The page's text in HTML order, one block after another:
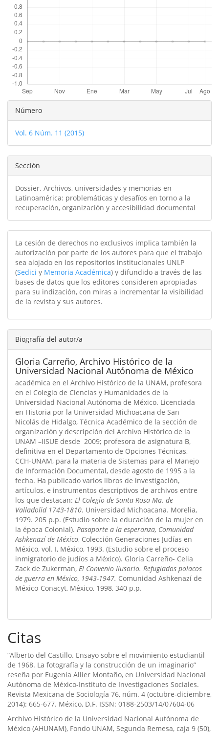
Detalles
del
artículo
Número
Vol. 6 Núm. 11 (2015)
Sección
Dossier. Archivos, universidades y memorias en
Latinoamérica: problemáticas y desafíos en torno a la
recuperación, organización y accesibilidad documental
La cesión de derechos no exclusivos implica también la
autorización por parte de los autores para que el trabajo
sea alojado en los repositorios institucionales UNLP
(Sedici y Memoria Académica) y difundido a través de las
bases de datos que los editores consideren apropiadas
para su indización, con miras a incrementar la visibilidad
de la revista y sus autores.
Biografía del autor/a
Gloria Carreño, Archivo Histórico de la
Universidad Nacional Autónoma de México
académica en el Archivo Histórico de la UNAM, profesora
en el Colegio de Ciencias y Humanidades de la
Universidad Nacional Autónoma de México. Licenciada
en Historia por la Universidad Michoacana de San
Nicolás de Hidalgo, Técnica Académico de la sección de
organización y descripción del Archivo Histórico de la
UNAM –IISUE desde 2009; profesora de asignatura B,
definitiva en el Departamento de Opciones Técnicas,
CCH-UNAM, para la materia de Sistemas para el Manejo
de Información Documental, desde agosto de 1995 a la
fecha. Ha publicado varios libros de investigación,
artículos, e instrumentos descriptivos de archivos entre
los que destacan: El Colegio de Santa Rosa Ma. de
Valladolid 1743-1810. Universidad Michoacana. Morelia,
1979. 205 p.p. (Estudio sobre la educación de la mujer en
la época Colonial). Pasaporte a la esperanza, Comunidad
Ashkenazí de México, Colección Generaciones Judías en
México, vol. I, México, 1993. (Estudio sobre el proceso
inmigratorio de judíos a México). Gloria Carreño- Celia
Zack de Zukerman, El Convenio Ilusorio. Refugiados polacos
de guerra en México, 1943-1947. Comunidad Ashkenazí de
México-Conacyt, México, 1998, 340 p.p.
Citas
“Alberto del Castillo. Ensayo sobre el movimiento estudiantil
de 1968. La fotografí­a y la construcción de un imaginario”
reseña por Eugenia Allier Montaño, en Universidad Nacional
Autónoma de México-Instituto de Investigaciones Sociales.
Revista Mexicana de Sociologí­a 76, núm. 4 (octubre-diciembre,
2014): 665-677. México, D.F. ISSN: 0188-2503/14/07604-06
Archivo Histórico de la Universidad Nacional Autónoma de
México (AHUNAM), Fondo UNAM, Segunda Remesa, caja 9 (50),